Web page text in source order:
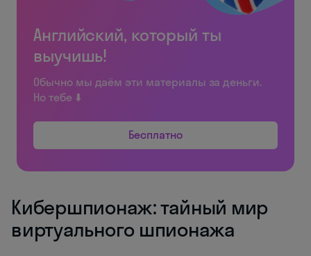
Английский, который ты
выучишь!
Обычно мы даём эти материалы за деньги.
Но тебе ⬇️
Бесплатно
Кибершпионаж: тайный мир
виртуального шпионажа